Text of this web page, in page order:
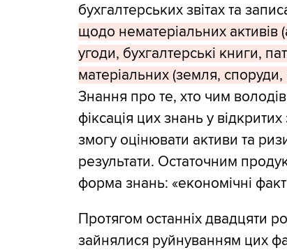
бухгалтерських звітах та
щодо нематеріальних активів
угоди, бухгалтерські книги,
матеріальних (земля,
Знання про те, хто чим
фіксація цих знань у
змогу оцінювати активи та
результати. Остаточним
форма знань: «економічні
Протягом останніх двадцяти
зайнялися руйнуванням цих